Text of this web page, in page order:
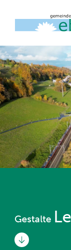
Gestalte